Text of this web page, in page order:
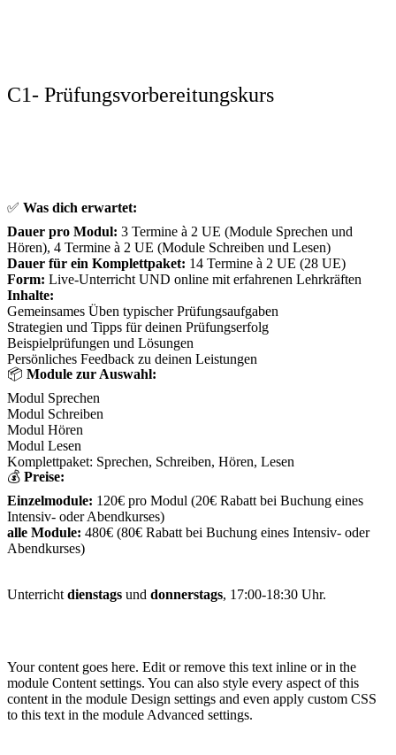
C1- Prüfungsvorbereitungskurs
✅ Was dich erwartet:
Dauer pro Modul: 3 Termine à 2 UE (Module Sprechen und
Hören), 4 Termine à 2 UE (Module Schreiben und Lesen)
Dauer für ein Komplettpaket: 14 Termine à 2 UE (28 UE)
Form: Live-Unterricht UND online mit erfahrenen Lehrkräften
Inhalte:
Gemeinsames Üben typischer Prüfungsaufgaben
Strategien und Tipps für deinen Prüfungserfolg
Beispielprüfungen und Lösungen
Persönliches Feedback zu deinen Leistungen
📦 Module zur Auswahl:
Modul Sprechen
Modul Schreiben
Modul Hören
Modul Lesen
Komplettpaket: Sprechen, Schreiben, Hören, Lesen
💰 Preise:
Einzelmodule: 120€ pro Modul (20€ Rabatt bei Buchung eines
Intensiv- oder Abendkurses)
alle Module: 480€ (80€ Rabatt bei Buchung eines Intensiv- oder
Abendkurses)
Unterricht dienstags und donnerstags, 17:00-18:30 Uhr.
Your content goes here. Edit or remove this text inline or in the
module Content settings. You can also style every aspect of this
content in the module Design settings and even apply custom CSS
to this text in the module Advanced settings.